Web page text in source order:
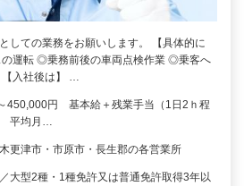
しての業務をお願いします。 【具体的に
運転 ◎乗務前後の車両点検作業 ◎乗客へ
入社後は】 …
450,000円 基本給＋残業手当（1日2ｈ程
平均月…
更津市・市原市・長生郡の各営業所
大型2種・1種免許又は普通免許取得3年以